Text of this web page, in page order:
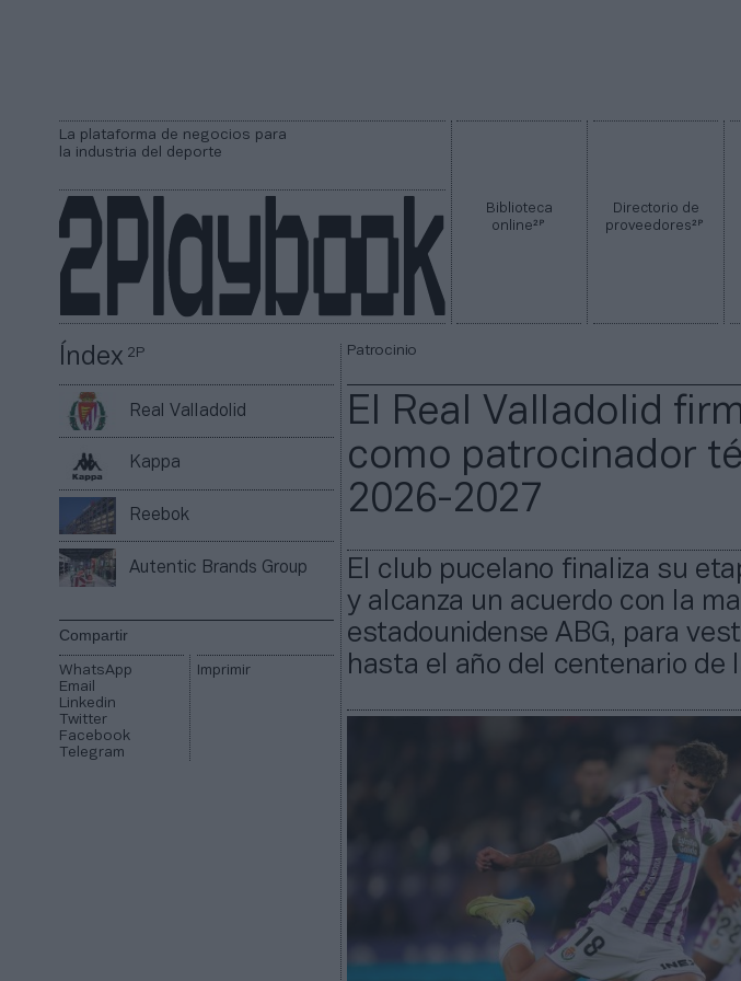
La plataforma de negocios para
la industria del deporte
Biblioteca
online2P
Directorio de
proveedores2P
Índex2P
Real Valladolid
Kappa
Reebok
Autentic Brands Group
Compartir
WhatsApp
Email
Linkedin
Twitter
Facebook
Telegram
Imprimir
Patrocinio
El Real Valladolid
como patrocinador
2026-2027
El club pucelano finaliza su
y alcanza un acuerdo con la
estadounidense ABG, para
hasta el año del centenario de